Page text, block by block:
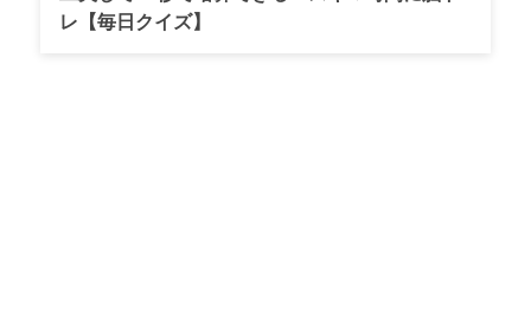
スタート。その後、8月19日にエトロ銀座本店、9月か
レ【毎日クイズ】